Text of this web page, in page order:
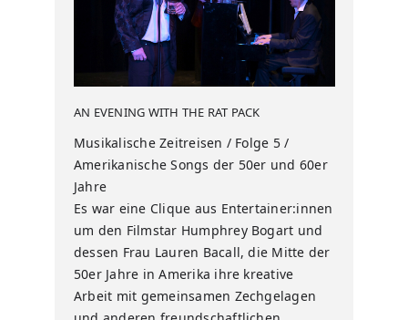
AN EVENING WITH THE RAT PACK
Musikalische Zeitreisen / Folge 5 /
Amerikanische Songs der 50er und 60er
Jahre
Es war eine Clique aus Entertainer:innen
um den Filmstar Humphrey Bogart und
dessen Frau Lauren Bacall, die Mitte der
50er Jahre in Amerika ihre kreative
Arbeit mit gemeinsamen Zechgelagen